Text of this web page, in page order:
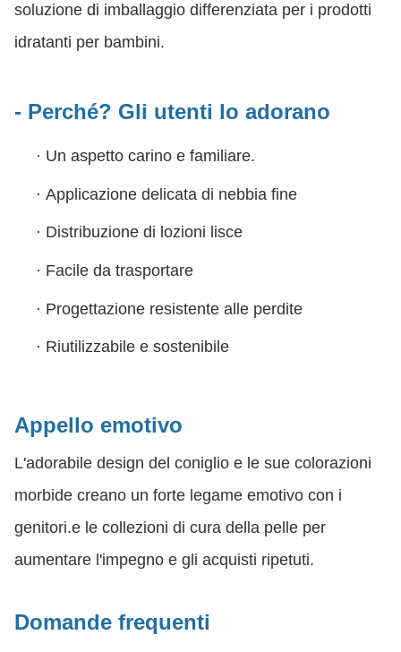
soluzione di imballaggio differenziata per i prodotti
idratanti per bambini.
- Perché? Gli utenti lo adorano
· Un aspetto carino e familiare.
· Applicazione delicata di nebbia fine
· Distribuzione di lozioni lisce
· Facile da trasportare
· Progettazione resistente alle perdite
· Riutilizzabile e sostenibile
Appello emotivo
L'adorabile design del coniglio e le sue colorazioni
morbide creano un forte legame emotivo con i
genitori.e le collezioni di cura della pelle per
aumentare l'impegno e gli acquisti ripetuti.
Domande frequenti